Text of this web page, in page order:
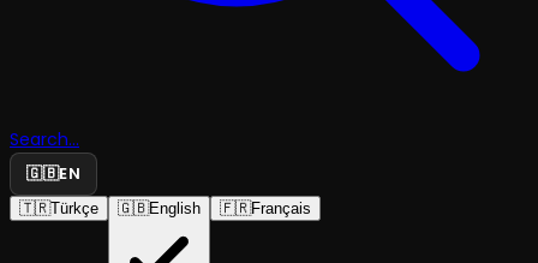
Search...
🇬🇧EN
🇹🇷Türkçe 🇬🇧English 🇫🇷Français